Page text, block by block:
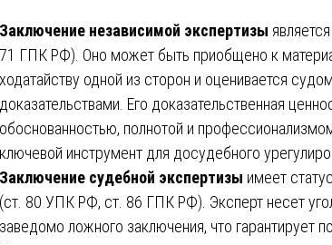
Заключение независимой экспертизы
71 ГПК РФ). Оно может быть приобщено к
ходатайству одной из сторон и оценивается
доказательствами. Его доказательственная
обоснованностью, полнотой и
ключевой инструмент для досудебного
Заключение судебной экспертизы имеет
(ст. 80 УПК РФ, ст. 86 ГПК РФ). Эксперт несет
заведомо ложного заключения, что гарантирует